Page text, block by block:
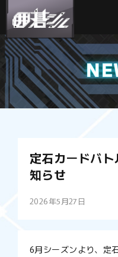
定石カードバ
知らせ
2026年5月27日
6月シーズンより、定